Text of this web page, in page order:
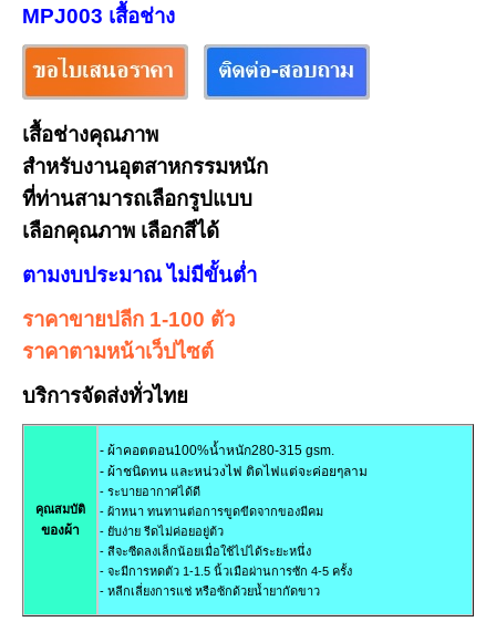
MPJ003 เสื้อช่าง
เสื้อช่างคุณภาพ
สำหรับงานอุตสาหกรรมหนัก
ที่ท่านสามารถเลือกรูปแบบ
เลือกคุณภาพ เลือกสีได้
ตามงบประมาณ ไม่มีขั้นต่ำ
ราคาขายปลีก 1-100 ตัว
ราคาตามหน้าเว็ปไซต์
บริการจัดส่งทั่วไทย
คุณสมบัติ
ของผ้า
- ผ้าคอตตอน100%น้ำหนัก280-315 gsm.
- ผ้าชนิดทน และหน่วงไฟ ติดไฟแต่จะค่อยๆลาม
- ระบายอากาศได้ดี
- ผ้าหนา ทนทานต่อการขูดขีดจากของมีคม
- ยับง่าย รีดไม่ค่อยอยู่ต้ว
- สีจะซีดลงเล็กน้อยเมื่อใช้ไปได้ระยะหนึ่ง
- จะมีการหดตัว 1-1.5 นิ้วเมือผ่านการซัก 4-5 ครั้ง
- หลีกเลี่ยงการแช่ หรือซ้กด้วยน้ำยากัดขาว